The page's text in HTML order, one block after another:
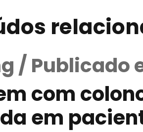
/ Publicado
com
em